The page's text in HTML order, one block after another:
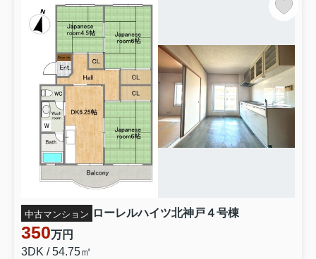
中古マンション ローレルハイツ北神戸４号棟
350万円
3DK / 54.75㎡